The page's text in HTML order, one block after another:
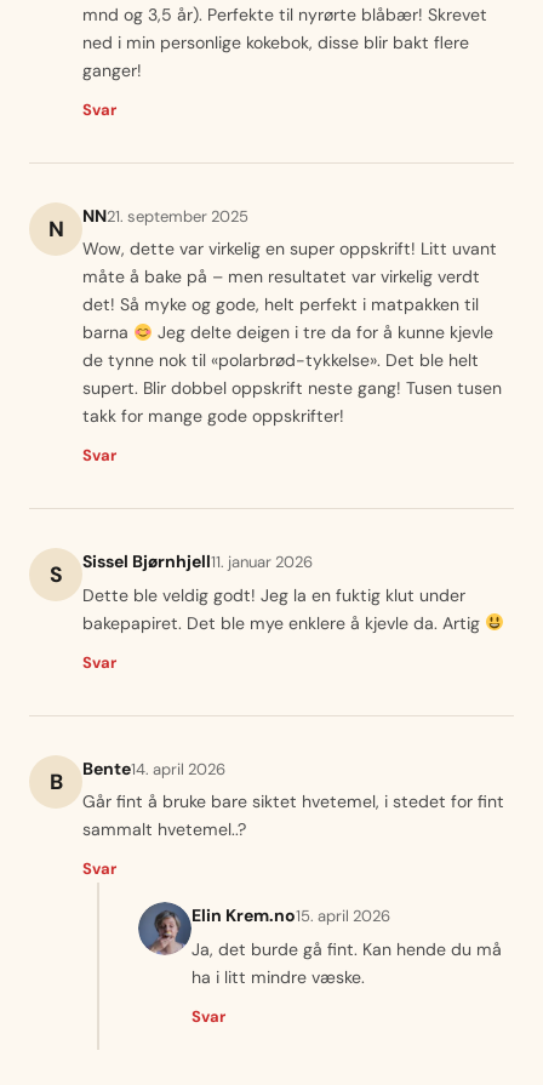
mnd og 3,5 år). Perfekte til nyrørte blåbær! Skrevet
ned i min personlige kokebok, disse blir bakt flere
ganger!
Svar
N NN21. september 2025
Wow, dette var virkelig en super oppskrift! Litt uvant
måte å bake på – men resultatet var virkelig verdt
det! Så myke og gode, helt perfekt i matpakken til
barna
Jeg delte deigen i tre da for å kunne kjevle
de tynne nok til «polarbrød-tykkelse». Det ble helt
supert. Blir dobbel oppskrift neste gang! Tusen tusen
takk for mange gode oppskrifter!
Svar
S Sissel Bjørnhjell11. januar 2026
Dette ble veldig godt! Jeg la en fuktig klut under
bakepapiret. Det ble mye enklere å kjevle da. Artig
Svar
B Bente14. april 2026
Går fint å bruke bare siktet hvetemel, i stedet for fint
sammalt hvetemel..?
Svar
Elin Krem.no15. april 2026
Ja, det burde gå fint. Kan hende du må
ha i litt mindre væske.
Svar